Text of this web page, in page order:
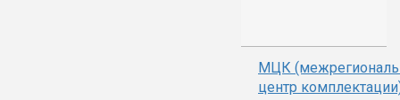
МЦК
центр